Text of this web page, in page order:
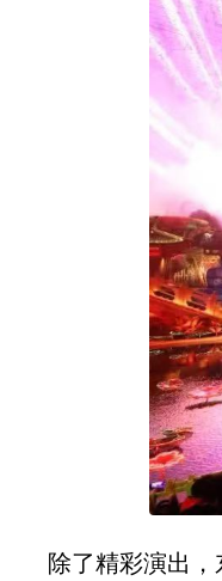
除了精彩演出